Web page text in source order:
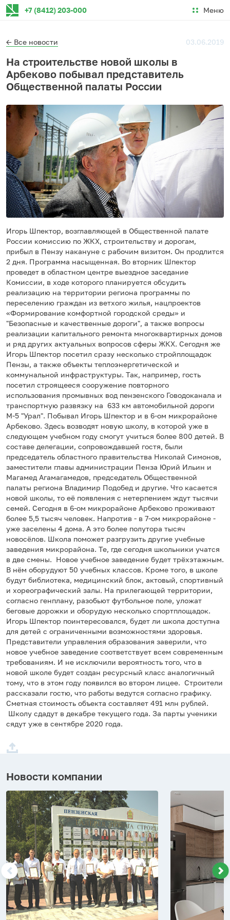
+7 (8412) 203-000 Меню
← Все новости 03.06.2019
На строительстве новой школы в
Арбеково побывал представитель
Общественной палаты России
Игорь Шпектор, возглавляющей в Общественной палате
России комиссию по ЖКХ, строительству и дорогам,
прибыл в Пензу накануне с рабочим визитом. Он продлится
2 дня. Программа насыщенная. Во вторник Шпектор
проведет в областном центре выездное заседание
Комиссии, в ходе которого планируется обсудить
реализацию на территории региона программы по
переселению граждан из ветхого жилья, нацпроектов
«Формирование комфортной городской среды» и
"Безопасные и качественные дороги", а также вопросы
реализации капитального ремонта многоквартирных домов
и ряд других актуальных вопросов сферы ЖКХ. Сегодня же
Игорь Шпектор посетил сразу несколько стройплощадок
Пензы, а также объекты теплоэнергетической и
коммунальной инфраструктуры. Так, например, гость
посетил строящееся сооружение повторного
использования промывных вод пензенского Говодоканала и
транспортную развязку на 633 км автомобильной дороги
М-5 "Урал". Побывал Игорь Шпектор и в 6-ом микрорайоне
Арбеково. Здесь возводят новую школу, в которой уже в
следующем учебном году смогут учиться более 800 детей. В
составе делегации, сопровождавшей гостя, были
председатель областного правительства Николай Симонов,
заместители главы администрации Пенза Юрий Ильин и
Магамед Агамагамедов, председатель Общественной
палаты региона Владимир Подобед и другие. Что касается
новой школы, то её появления с нетерпением ждут тысячи
семей. Сегодня в 6-ом микрорайоне Арбеково проживают
более 5,5 тысяч человек. Напротив - в 7-ом микрорайоне -
уже заселены 4 дома. А это более полутора тысяч
новосёлов. Школа поможет разгрузить другие учебные
заведения микрорайона. Те, где сегодня школьники учатся
в две смены. Новое учебное заведение будет трёхэтажным.
В нём оборудуют 50 учебных классов. Кроме того, в школе
будут библиотека, медицинский блок, актовый, спортивный
и хореографический залы. На прилегающей территории,
согласно генплану, разобьют футбольное поле, уложат
беговые дорожки и оборудую несколько спортплощадок.
Игорь Шпектор поинтересовался, будет ли школа доступна
для детей с ограниченными возможностями здоровья.
Представители управления образования заверили, что
новое учебное заведение соответствует всем современным
требованиям. И не исключили вероятность того, что в
новой школе будет создан ресурсный класс аналогичный
тому, что в этом году появился во втором лицее. Строители
рассказали гостю, что работы ведутся согласно графику.
Сметная стоимость объекта составляет 491 млн рублей.
Школу сдадут в декабре текущего года. За парты ученики
сядут уже в сентябре 2020 года.
Новости компании